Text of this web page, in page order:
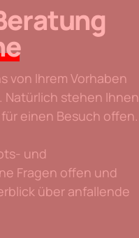
von Ihrem Vorhaben
Natürlich stehen Ihnen
einen Besuch offen.
und
Fragen offen und
über anfallende